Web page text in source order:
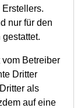
nur für den
Betreiber
Dritter
als
auf eine